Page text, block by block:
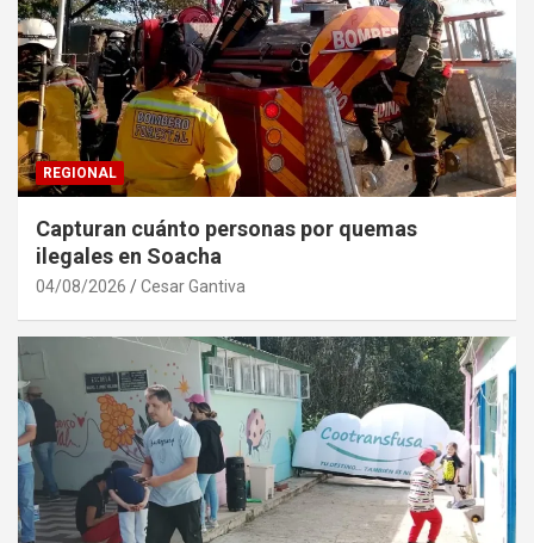
REGIONAL
Capturan cuánto personas por quemas
ilegales en Soacha
04/08/2026 Cesar Gantiva